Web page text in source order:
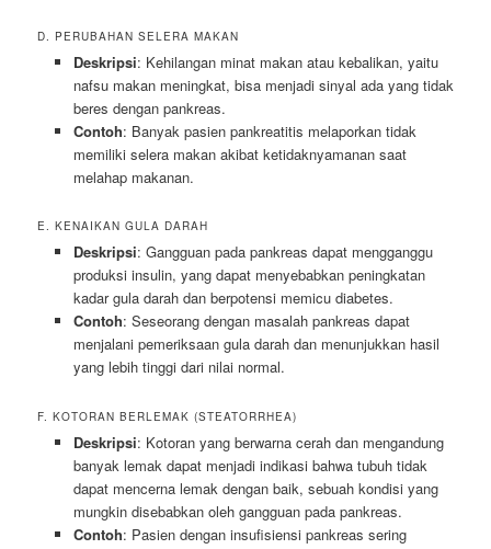
D. PERUBAHAN SELERA MAKAN
Deskripsi: Kehilangan minat makan atau kebalikan, yaitu
nafsu makan meningkat, bisa menjadi sinyal ada yang tidak
beres dengan pankreas.
Contoh: Banyak pasien pankreatitis melaporkan tidak
memiliki selera makan akibat ketidaknyamanan saat
melahap makanan.
E. KENAIKAN GULA DARAH
Deskripsi: Gangguan pada pankreas dapat mengganggu
produksi insulin, yang dapat menyebabkan peningkatan
kadar gula darah dan berpotensi memicu diabetes.
Contoh: Seseorang dengan masalah pankreas dapat
menjalani pemeriksaan gula darah dan menunjukkan hasil
yang lebih tinggi dari nilai normal.
F. KOTORAN BERLEMAK (STEATORRHEA)
Deskripsi: Kotoran yang berwarna cerah dan mengandung
banyak lemak dapat menjadi indikasi bahwa tubuh tidak
dapat mencerna lemak dengan baik, sebuah kondisi yang
mungkin disebabkan oleh gangguan pada pankreas.
Contoh: Pasien dengan insufisiensi pankreas sering